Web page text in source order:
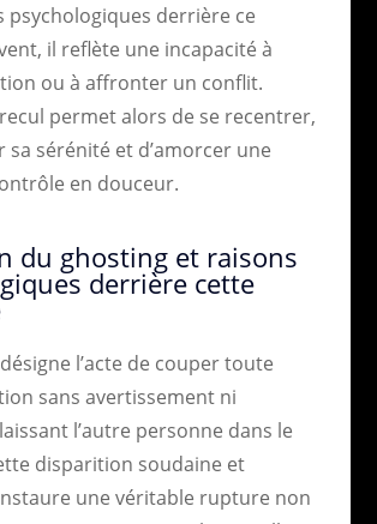
psychologiques derrière ce
il reflète une incapacité à
ou à affronter un conflit.
permet alors de se recentrer,
sérénité et d’amorcer une
en douceur.
du ghosting et raisons
derrière cette
l’acte de couper toute
sans avertissement ni
l’autre personne dans le
disparition soudaine et
une véritable rupture non